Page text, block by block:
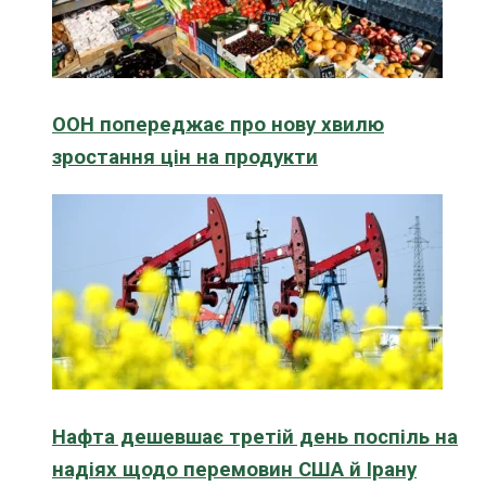
ООН попереджає про нову хвилю
зростання цін на продукти
Нафта дешевшає третій день поспіль на
надіях щодо перемовин США й Ірану